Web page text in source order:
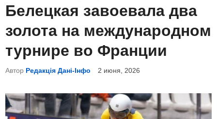
и
к
о
в
н
в
Белецкая завоевала два
золота на международном
турнире во Франции
Автор Редакція Дані-Інфо 2 июня, 2026